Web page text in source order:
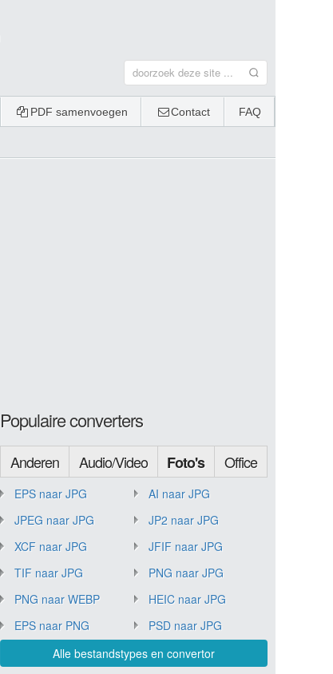
PDF samenvoegen Contact FAQ
Populaire converters
Anderen Audio/Video Foto's Office
EPS naar JPG
AI naar JPG
JPEG naar JPG
JP2 naar JPG
XCF naar JPG
JFIF naar JPG
TIF naar JPG
PNG naar JPG
PNG naar WEBP
HEIC naar JPG
EPS naar PNG
PSD naar JPG
Alle bestandstypes en convertor